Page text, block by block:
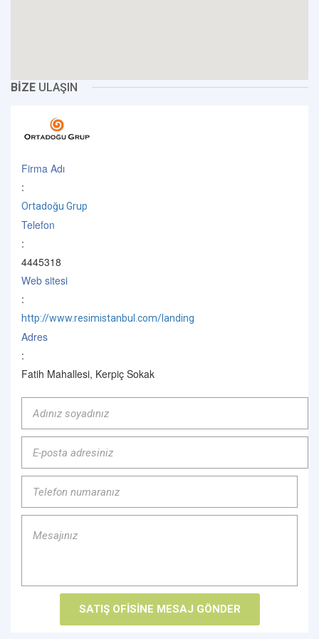
BİZE ULAŞIN
Firma Adı
:
Ortadoğu Grup
Telefon
:
4445318
Web sitesi
:
http://www.resimistanbul.com/landing
Adres
:
Fatih Mahallesi, Kerpiç Sokak